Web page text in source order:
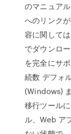
のマニュア
へのリンク
容に関して
でダウンロ
を完全にサ
続数 デフォ
(Windows)
移行ツール
ル、Web ア